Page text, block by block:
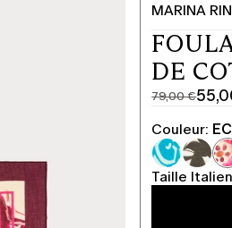
MARINA
DE
79,00 €
Prix
original
79,00
€
Prix
actuel
55,00
€
Couleur:
Taille